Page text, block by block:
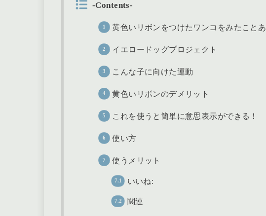
-Contents-
黄色いリボンをつけたワンコをみたこと
イエロードッグプロジェクト
こんな子に向けた運動
黄色いリボンのデメリット
これを使うと簡単に意思表示ができる！
使い方
使うメリット
いいね:
関連